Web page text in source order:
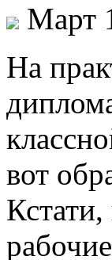
Март
Нa
вот